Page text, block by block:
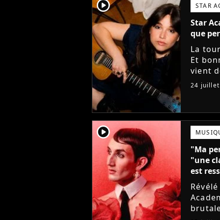
player2 STAR
Star
que
La
Et
vient
24 juillet
player2
"Ma
"une
est